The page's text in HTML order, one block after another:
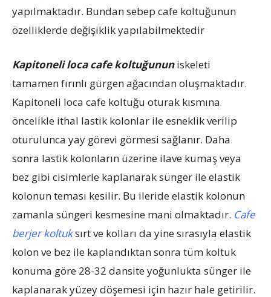
yapılmaktadır. Bundan sebep cafe koltuğunun
özelliklerde değişiklik yapılabilmektedir
Kapitoneli loca cafe koltuğununiskeleti
tamamen fırınlı gürgen ağacından oluşmaktadır.
Kapitoneli loca cafe koltuğu oturak kısmına
öncelikle ithal lastik kolonlar ile esneklik verilip
oturulunca yay görevi görmesi sağlanır. Daha
sonra lastik kolonların üzerine ilave kumaş veya
bez gibi cisimlerle kaplanarak sünger ile elastik
kolonun teması kesilir. Bu ileride elastik kolonun
zamanla süngeri kesmesine mani olmaktadır. Cafe
berjer koltuksırt ve kolları da yine sırasıyla elastik
kolon ve bez ile kaplandıktan sonra tüm koltuk
konuma göre 28-32 dansite yoğunlukta sünger ile
kaplanarak yüzey döşemesi için hazır hale getirilir.